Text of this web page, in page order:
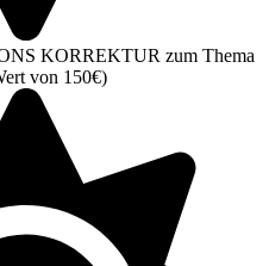
KORREKTUR zum Thema
von 150€)